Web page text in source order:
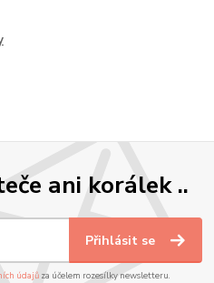
ani korálek ..
Přihlásit se
údajůza účelem rozesílky newsletteru.